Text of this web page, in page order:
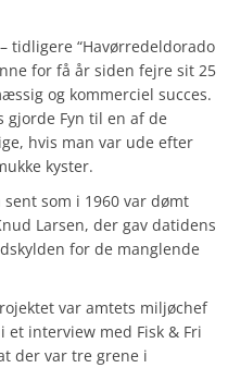
tidligere “Havørredeldorado
for få år siden fejre sit 25
og kommerciel succes.
gjorde Fyn til en af de
hvis man var ude efter
kyster.
som i 1960 var dømt
Larsen, der gav datidens
for de manglende
var amtets miljøchef
et interview med Fisk & Fri
der var tre grene i